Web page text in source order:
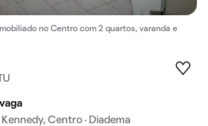
no Centro com 2 quartos, varanda e
vaga
Centro · Diadema